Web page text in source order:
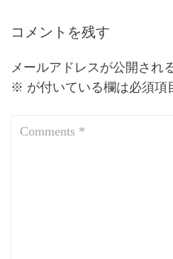
コメントを残す
メールアドレスが公開され
※ が付いている欄は必須項